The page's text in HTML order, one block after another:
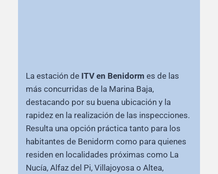
La estación de ITV en Benidorm es de las
más concurridas de la Marina Baja,
destacando por su buena ubicación y la
rapidez en la realización de las inspecciones.
Resulta una opción práctica tanto para los
habitantes de Benidorm como para quienes
residen en localidades próximas como La
Nucía, Alfaz del Pi, Villajoyosa o Altea,